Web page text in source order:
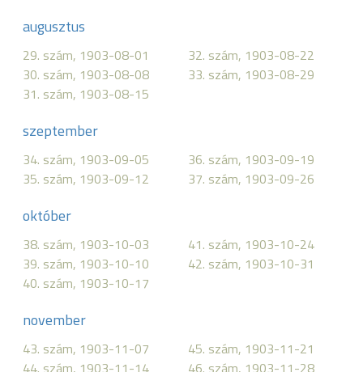
augusztus
29. szám, 1903-08-01
30. szám, 1903-08-08
31. szám, 1903-08-15
32. szám, 1903-08-22
33. szám, 1903-08-29
szeptember
34. szám, 1903-09-05
35. szám, 1903-09-12
36. szám, 1903-09-19
37. szám, 1903-09-26
október
38. szám, 1903-10-03
39. szám, 1903-10-10
40. szám, 1903-10-17
41. szám, 1903-10-24
42. szám, 1903-10-31
november
43. szám, 1903-11-07
44. szám, 1903-11-14
45. szám, 1903-11-21
46. szám, 1903-11-28